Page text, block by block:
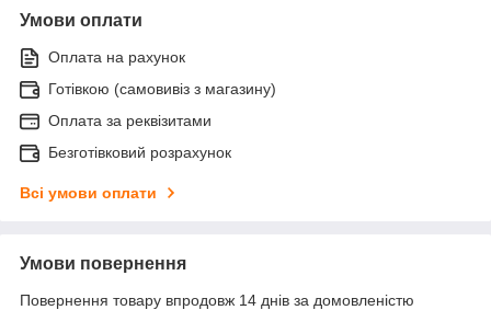
Умови оплати
Оплата на рахунок
Готівкою (самовивіз з магазину)
Оплата за реквізитами
Безготівковий розрахунок
Всі умови оплати
Умови повернення
Повернення товару впродовж 14 днів за домовленістю